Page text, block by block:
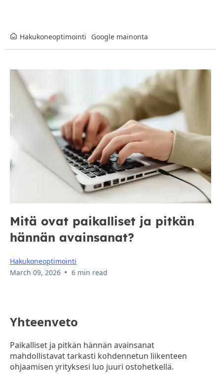
Hakukoneoptimointi Google mainonta
Mitä ovat paikalliset ja pitkän
hännän avainsanat?
Hakukoneoptimointi
March 09, 2026 • 6 min read
Yhteenveto
Paikalliset ja pitkän hännän avainsanat
mahdollistavat tarkasti kohdennetun liikenteen
ohjaamisen yrityksesi luo juuri ostohetkellä.